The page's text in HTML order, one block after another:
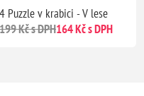
4 Puzzle v krabici - V lese
199 Kč s DPH164 Kč s DPH